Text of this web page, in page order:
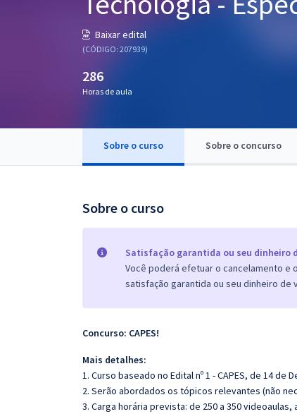
Baixar edital
(CÓDIGO: 207939)
286
Horas de aula
Sobre o curso Sobre o concurso
Sobre o curso
Satisfação garantida ou seu dinheiro
Você poderá efetuar o cancelamento e
satisfação garantida ou seu dinheiro de
Concurso: CAPES!
Mais detalhes:
1. Curso baseado no Edital nº 1 - CAPES, de 14 de
2. Serão abordados os tópicos relevantes (não
3. Carga horária prevista: de 250 a 350 videoaulas,